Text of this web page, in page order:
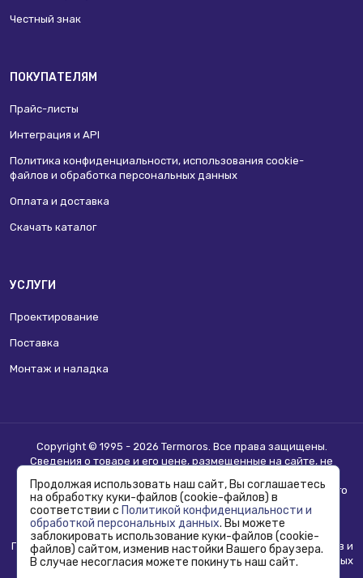
Честный знак
ПОКУПАТЕЛЯМ
Прайс-листы
Интеграция и API
Политика конфиденциальности, использования сookie-
файлов и обработка персональных данных
Оплата и доставка
Скачать каталог
УСЛУГИ
Проектирование
Поставка
Монтаж и наладка
Copyright © 1995 - 2026 Termoros. Все права защищены.
Сведения о товаре и его цене, размещенные на сайте, не
Информацию о возможности приобретения соответствующего
товара и условиях такого приобретения уточняйте в отделе
продаж.
Политика конфиденциальности, использования сookie-файлов и
обработка персональных данных
Продолжая использовать наш сайт, Вы соглашаетесь
на обработку куки-файлов (cookie-файлов) в
соответствии с Политикой конфиденциальности и
обработкой персональных данных. Вы можете
заблокировать использование куки-файлов (cookie-
файлов) сайтом, изменив настойки Вашего браузера.
В случае несогласия можете покинуть наш сайт.